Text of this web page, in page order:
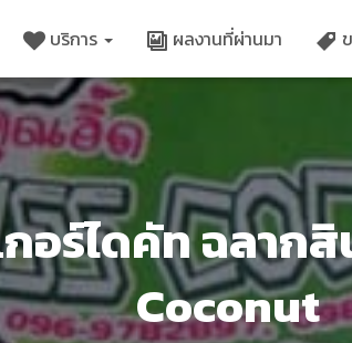
บริการ ผลงานที่ผ่านมา
อร์ไดคัท ฉลาก
Coconut